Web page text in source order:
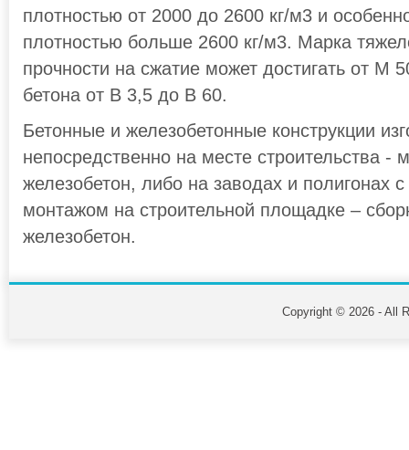
плотностью от 2000 до 2600 кг/м3 и
плотностью больше 2600 кг/м3. Марка
прочности на сжатие может достигать от М
бетона от В 3,5 до В 60.
Бетонные и железобетонные конструкции
непосредственно на месте строительства -
железобетон, либо на заводах и полигонах
монтажом на строительной площадке –
железобетон.
Copyright © 2026 - All